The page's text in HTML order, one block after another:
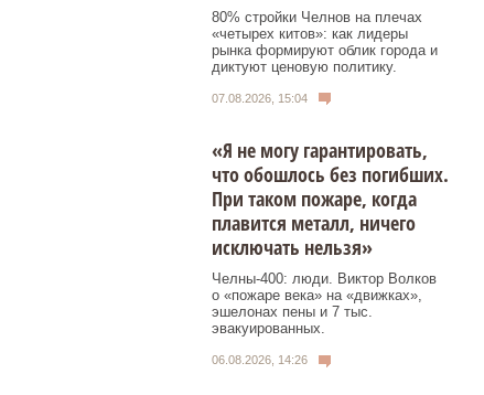
80% стройки Челнов на плечах
«четырех китов»: как лидеры
рынка формируют облик города и
диктуют ценовую политику.
07.08.2026, 15:04
«Я не могу гарантировать,
что обошлось без погибших.
При таком пожаре, когда
плавится металл, ничего
исключать нельзя»
Челны-400: люди. Виктор Волков
о «пожаре века» на «движках»,
эшелонах пены и 7 тыс.
эвакуированных.
06.08.2026, 14:26